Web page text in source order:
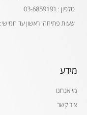
טלפון : 03-6859191
שעות פתיחה: ראשון עד חמישי: 10:00-18:00 שישי: 10:00-14:00
מידע
מי אנחנו
צור קשר